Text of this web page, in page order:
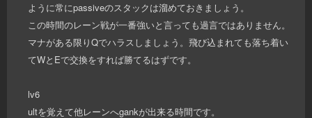
ように常にpassiveのスタックは溜めておきましょう。
この時間のレーン戦が一番強いと言っても過言ではありません。
マナがある限りQでハラスしましょう。飛び込まれても落ち着い
てWとEで交換をすれば勝てるはずです。
lv6
ultを覚えて他レーンへgankが出来る時間です。